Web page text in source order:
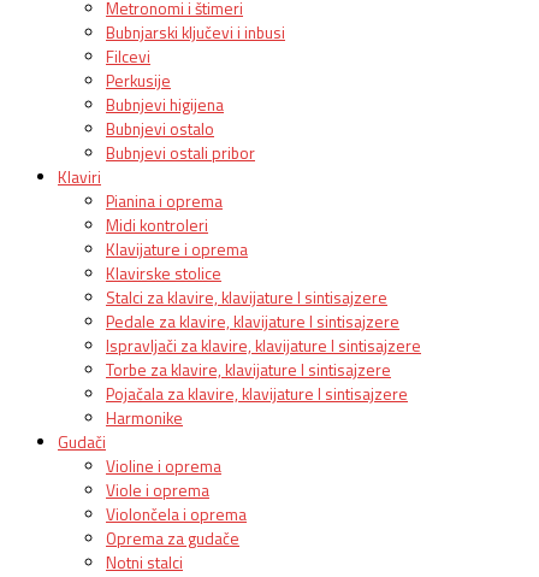
Metronomi i štimeri
Bubnjarski ključevi i inbusi
Filcevi
Perkusije
Bubnjevi higijena
Bubnjevi ostalo
Bubnjevi ostali pribor
Klaviri
Pianina i oprema
Midi kontroleri
Klavijature i oprema
Klavirske stolice
Stalci za klavire, klavijature I sintisajzere
Pedale za klavire, klavijature I sintisajzere
Ispravljači za klavire, klavijature I sintisajzere
Torbe za klavire, klavijature I sintisajzere
Pojačala za klavire, klavijature I sintisajzere
Harmonike
Gudači
Violine i oprema
Viole i oprema
Violončela i oprema
Oprema za gudače
Notni stalci